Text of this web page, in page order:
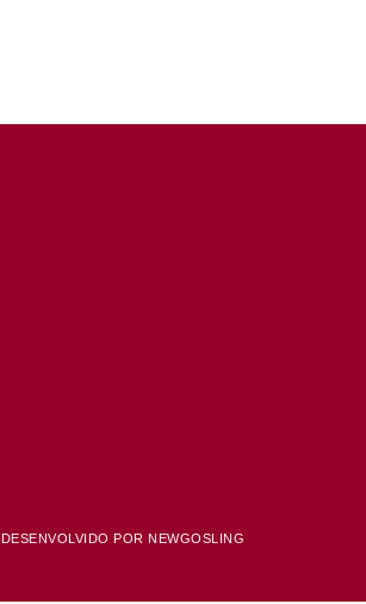
DESENVOLVIDO POR NEWGOSLING